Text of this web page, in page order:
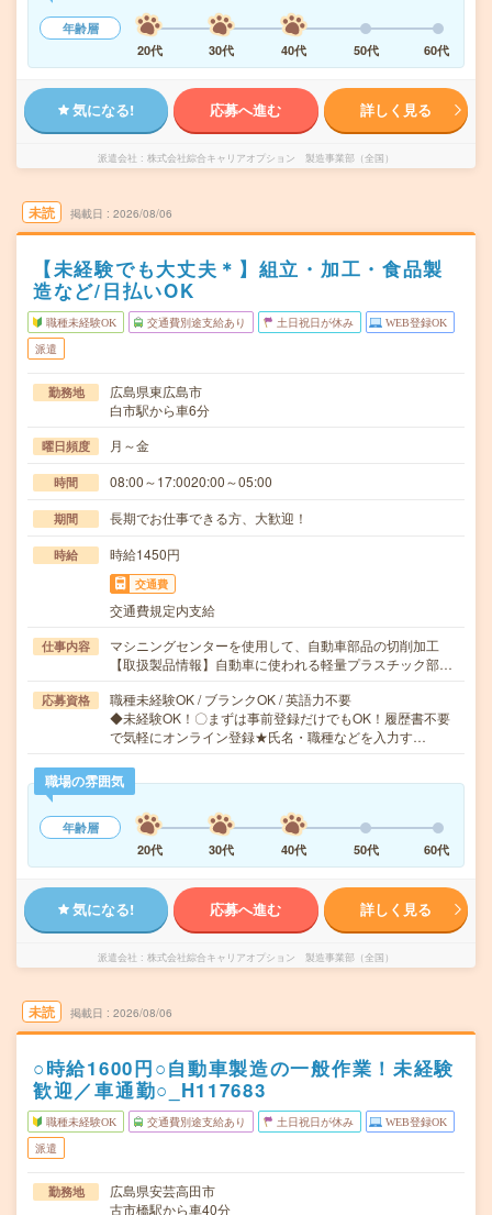
年齢層
20代
30代 40代 50代 60代
気になる! 応募へ進む 詳しく見る
派遣会社 株式会社綜合キャリアオプション 製造事業部（全国）
未読 掲載日 2026/08/06
【未経験でも大丈夫＊】組立・加工・食品製
造など/日払いOK
職種未経験OK 交通費別途支給あり 土日祝日が休み WEB登録OK
派遣
勤務地
広島県東広島市
白市駅から車6分
曜日頻度 月～金
時間 08:00～17:0020:00～05:00
期間 長期でお仕事できる方、大歓迎！
時給 時給1450円
交通費
交通費規定内支給
仕事内容
マシニングセンターを使用して、自動車部品の切削加工
【取扱製品情報】自動車に使われる軽量プラスチック部…
応募資格
職種未経験OK / ブランクOK / 英語力不要
◆未経験OK！〇まずは事前登録だけでもOK！履歴書不要
で気軽にオンライン登録★氏名・職種などを入力す…
職場の雰囲気
年齢層
20代
30代 40代 50代 60代
気になる! 応募へ進む 詳しく見る
派遣会社 株式会社綜合キャリアオプション 製造事業部（全国）
未読 掲載日 2026/08/06
○時給1600円○自動車製造の一般作業！未経験
歓迎／車通勤○_H117683
職種未経験OK 交通費別途支給あり 土日祝日が休み WEB登録OK
派遣
勤務地
広島県安芸高田市
古市橋駅から車40分